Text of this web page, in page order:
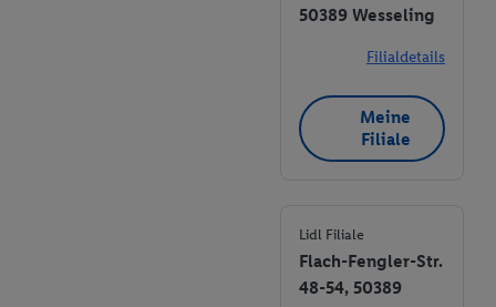
50389 Wesseling
Filialdetails
Meine
Filiale
Lidl Filiale
Flach-Fengler-Str.
48-54, 50389